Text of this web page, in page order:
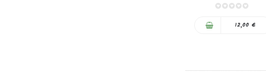
12,00 €